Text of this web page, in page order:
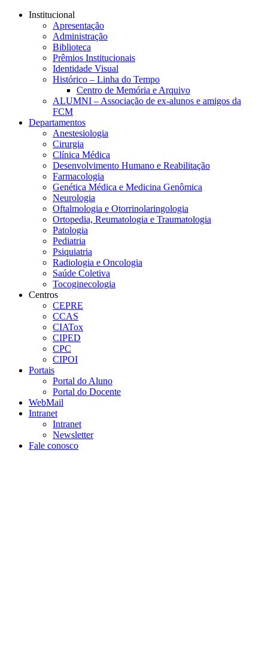
Conteúdo principal
Institucional
Apresentação
Administração
Biblioteca
Prêmios Institucionais
Identidade Visual
Histórico – Linha do Tempo
Centro de Memória e Arquivo
ALUMNI – Associação de ex-alunos e amigos da
FCM
Departamentos
Anestesiologia
Cirurgia
Clínica Médica
Desenvolvimento Humano e Reabilitação
Farmacologia
Genética Médica e Medicina Genômica
Neurologia
Oftalmologia e Otorrinolaringologia
Ortopedia, Reumatologia e Traumatologia
Patologia
Pediatria
Psiquiatria
Radiologia e Oncologia
Saúde Coletiva
Tocoginecologia
Centros
CEPRE
CCAS
CIATox
CIPED
CPC
CIPOI
Portais
Portal do Aluno
Portal do Docente
WebMail
Intranet
Intranet
Newsletter
Fale conosco